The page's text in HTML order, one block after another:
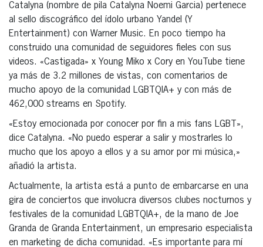
Catalyna (nombre de pila Catalyna Noemi Garcia) pertenece
al sello discográfico del ídolo urbano Yandel (Y
Entertainment) con Warner Music. En poco tiempo ha
construido una comunidad de seguidores fieles con sus
videos. «Castigada» x Young Miko x Cory en YouTube tiene
ya más de 3.2 millones de vistas, con comentarios de
mucho apoyo de la comunidad LGBTQIA+ y con más de
462,000 streams en Spotify.
«Estoy emocionada por conocer por fin a mis fans LGBT»,
dice Catalyna. «No puedo esperar a salir y mostrarles lo
mucho que los apoyo a ellos y a su amor por mi música,»
añadió la artista.
Actualmente, la artista está a punto de embarcarse en una
gira de conciertos que involucra diversos clubes nocturnos y
festivales de la comunidad LGBTQIA+, de la mano de Joe
Granda de Granda Entertainment, un empresario especialista
en marketing de dicha comunidad. «Es importante para mí